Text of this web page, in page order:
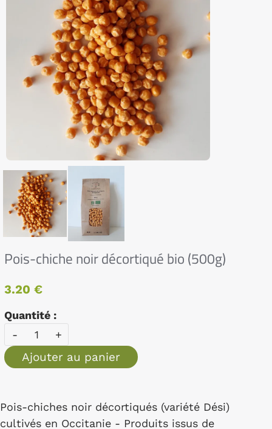
Pois-chiche noir décortiqué bio (500g)
3.20 €
Quantité :
-
+
Ajouter au panier
Pois-chiches noir décortiqués (variété Dési)
cultivés en Occitanie - Produits issus de